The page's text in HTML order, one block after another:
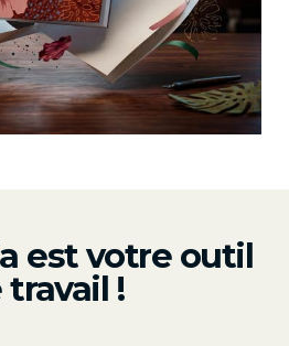
est votre outil
travail !